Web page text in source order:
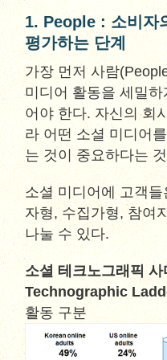
1. People : 소비자
평가하는 단계
가장 먼저 사람
미디어 활동을 세밀
어야 한다. 자신의 회
라 어떤 소셜 미디어
는 것이 중요하다는
소셜 미디어에 고객
자형, 수집가형, 참여
나눌 수 있다.
소셜 테크노그래픽
Technographic
활동 구분